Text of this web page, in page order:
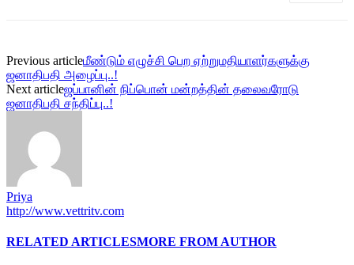
Previous articleமீண்டும் எழுச்சி பெற ஏற்றுமதியாளர்களுக்கு
ஜனாதிபதி அழைப்பு..!
Next articleஜப்பானின் நிப்பொன் மன்றத்தின் தலைவரோடு
ஜனாதிபதி சந்திப்பு..!
Priya
http://www.vettritv.com
RELATED ARTICLESMORE FROM AUTHOR